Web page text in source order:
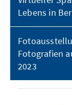
Lebens in
Fotografien
2023